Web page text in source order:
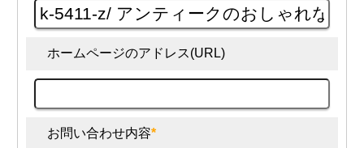
ホームページのアドレス(URL)
お問い合わせ内容*